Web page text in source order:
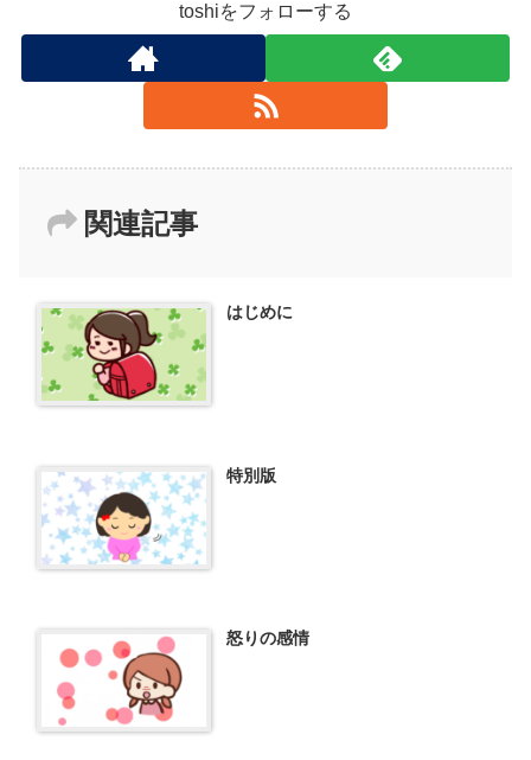
toshiをフォローする
関連記事
はじめに
特別版
怒りの感情